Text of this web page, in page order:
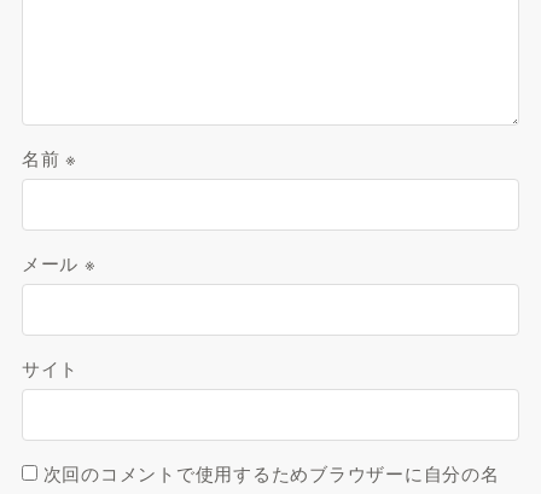
名前※
メール ※
サイト
次回のコメントで使用するためブラウザーに自分の名